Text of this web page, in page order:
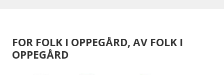
FOR FOLK I OPPEGÅRD, AV FOLK I
OPPEGÅRD